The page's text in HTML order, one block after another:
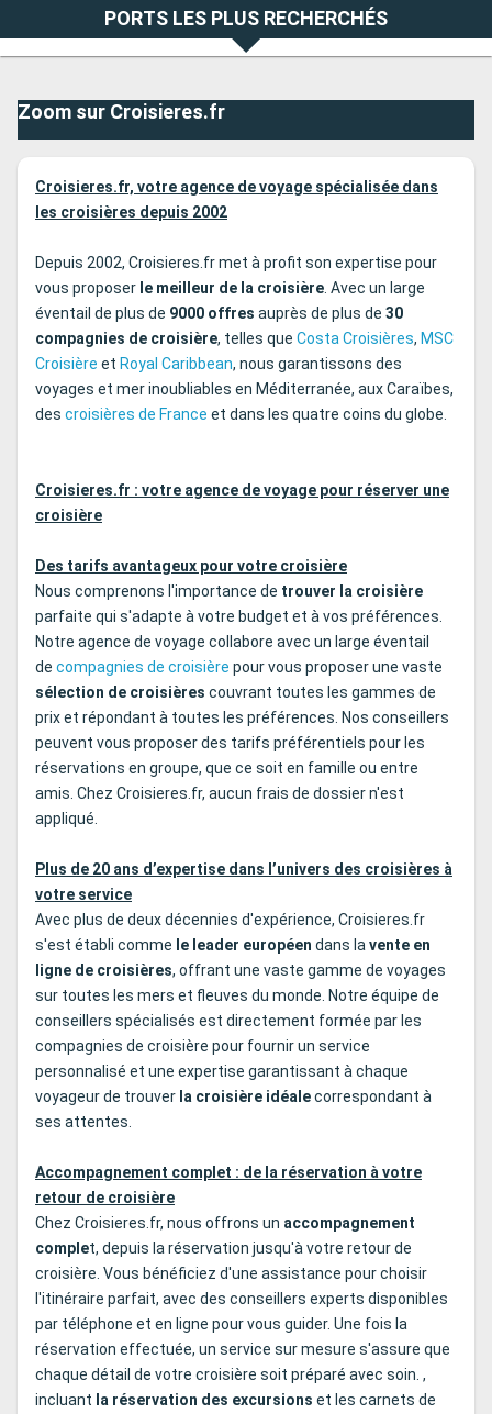
PORTS LES PLUS RECHERCHÉS
Zoom sur Croisieres.fr
Croisieres.fr, votre agence de voyage spécialisée dans
les croisières depuis 2002
Depuis 2002, Croisieres.fr met à profit son expertise pour
vous proposer le meilleur de la croisière . Avec un large
éventail de plus de 9000 offres auprès de plus de 30
compagnies de croisière, telles que Costa Croisières, MSC
Croisière et Royal Caribbean, nous garantissons des
voyages et mer inoubliables en Méditerranée, aux Caraïbes,
des croisières de France et dans les quatre coins du globe.
Croisieres.fr : votre agence de voyage pour réserver une
croisière
Des tarifs avantageux pour votre croisière
Nous comprenons l'importance de trouver la croisière
parfaite qui s'adapte à votre budget et à vos préférences.
Notre agence de voyage collabore avec un large éventail
de compagnies de croisière pour vous proposer une vaste
sélection de croisières couvrant toutes les gammes de
prix et répondant à toutes les préférences. Nos conseillers
peuvent vous proposer des tarifs préférentiels pour les
réservations en groupe, que ce soit en famille ou entre
amis. Chez Croisieres.fr, aucun frais de dossier n'est
appliqué.
Plus de 20 ans d’expertise dans l’univers des croisières à
votre service
Avec plus de deux décennies d'expérience, Croisieres.fr
s'est établi comme le leader européen dans la vente en
ligne de croisières, offrant une vaste gamme de voyages
sur toutes les mers et fleuves du monde. Notre équipe de
conseillers spécialisés est directement formée par les
compagnies de croisière pour fournir un service
personnalisé et une expertise garantissant à chaque
voyageur de trouver la croisière idéalecorrespondant à
ses attentes.
Accompagnement complet : de la réservation à votre
retour de croisière
Chez Croisieres.fr, nous offrons un accompagnement
complet, depuis la réservation jusqu'à votre retour de
croisière. Vous bénéficiez d'une assistance pour choisir
l'itinéraire parfait, avec des conseillers experts disponibles
par téléphone et en ligne pour vous guider. Une fois la
réservation effectuée, un service sur mesure s'assure que
chaque détail de votre croisière soit préparé avec soin. ,
incluant la réservation des excursions et les carnets de